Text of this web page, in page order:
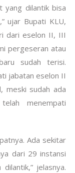
yang dilantik bisa
ujar Bupati KLU,
dari eselon II, III
pergeseran atau
sudah terisi.
jabatan eselon II
meski sudah ada
menempati
Ada sekitar
dari 29 instansi
jelasnya.